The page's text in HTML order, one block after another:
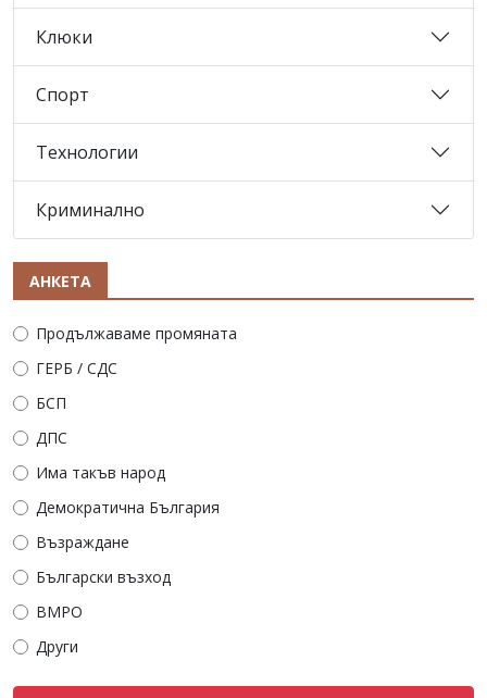
Клюки
Спорт
Технологии
Криминално
АНКЕТА
Продължаваме промяната
ГЕРБ / СДС
БСП
ДПС
Има такъв народ
Демократична България
Възраждане
Български възход
ВМРО
Други